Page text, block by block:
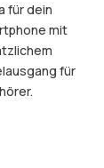
für dein
mit
für